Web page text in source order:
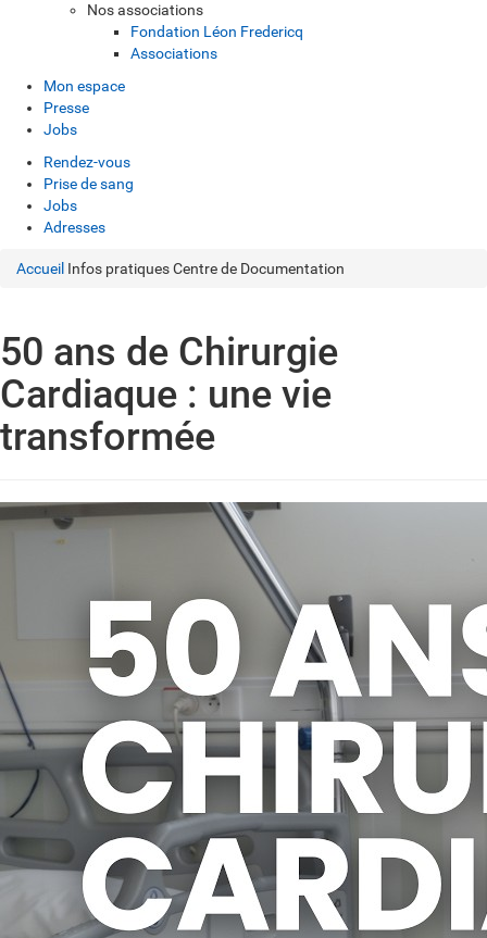
Nos associations
Fondation Léon Fredericq
Associations
Mon espace
Presse
Jobs
Rendez-vous
Prise de sang
Jobs
Adresses
Accueil Infos pratiquesCentre de Documentation
50 ans de Chirurgie
Cardiaque : une vie
transformée